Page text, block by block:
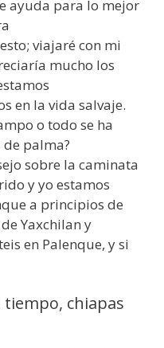
ayuda para lo mejor
viajaré con mi
mucho los
en la vida salvaje.
o todo se ha
palma?
sobre la caminata
y yo estamos
a principios de
Yaxchilan y
en Palenque, y si
tiempo, chiapas